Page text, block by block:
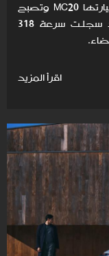
مازيراتي تحقق رقمًا قياسيًا جديدًا مـع سيارتها MC20 وتصبح
أسرع سيارة ذاتية القيادة في العالم، إذ سجلـت سرعة 318
اقرأ المزيد